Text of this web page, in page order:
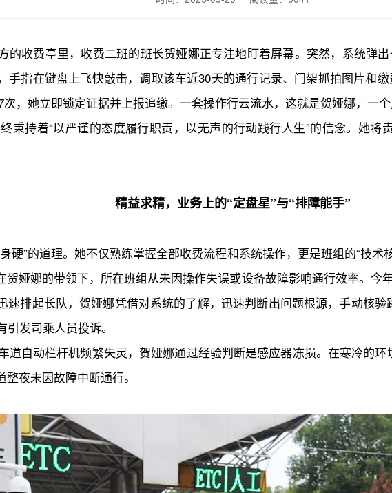
的收费亭里，收费二班的班长贺娅娜正专注地盯着屏幕。突然，系统弹
手指在键盘上飞快敲击，调取该车近30天的通行记录、门架抓拍图片和
，她立即锁定证据并上报追缴。一套操作行云流水，这就是贺娅娜，一个
秉持着“以严谨的态度履行职责，以无声的行动践行人生”的信念。她
精益求精，业务上的“定盘星”与“排障能手”
硬”的道理。她不仅熟练掌握全部收费流程和系统操作，更是班组的“技
娅娜的带领下，所在班组从未因操作失误或设备故障影响通行效率。今
速排起长队，贺娅娜凭借对系统的了解，迅速判断出问题根源，手动核
发司乘人员投诉。
道自动栏杆机频繁失灵，贺娅娜通过经验判断是感应器冻损。在寒冷的
夜未因故障中断通行。